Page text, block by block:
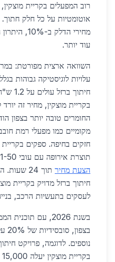
רוב המפעלים בקריית
מחירי הדלק
עוד יותר.
השוואה ארצית מפורטת:
עלויות לוגיסטיקה גבוהות
החומרים טובה יותר בצפון
מקומיים כמו מפעלי רמת
חזקים בחיפה. ספקים
תוצרת אירופה עם עובי 1-50 מ"מ, ומציעים שירותי
הצעת מחיר
תוך 24
חיתוך ברזל מדויק בקריית
לעסקים בתעשיות הרכב,
בשנת 2026, עם